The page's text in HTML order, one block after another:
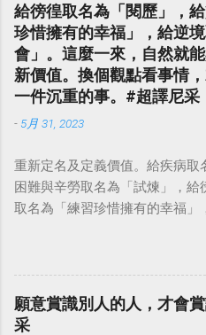
給徬徨取名為「閱歷」，
珍惜擁有的幸福」，給逆
會」。這麼一來，自然就
新價值。換個觀點看事情
一件沉重的事。#超譯尼采
- 5月 31, 2023
重新定名及定義價值。給疾病取
困難與辛勞取名為「試煉」，
取名為「練習珍惜擁有的幸福」
點看事情，就不會覺得活著是
華名言 - Chinese Quotes
願意賞識別人的人，才會
采